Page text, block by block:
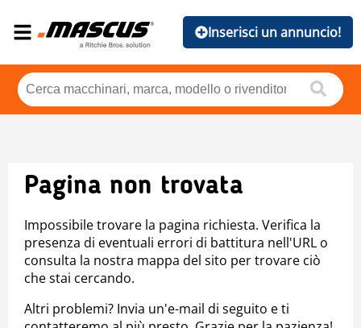
Inserisci un annuncio!
Pagina non trovata
Impossibile trovare la pagina richiesta. Verifica la
presenza di eventuali errori di battitura nell'URL o
consulta la nostra mappa del sito per trovare ciò
che stai cercando.
Altri problemi? Invia un'e-mail di seguito e ti